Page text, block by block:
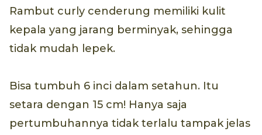
Rambut curly cenderung memiliki kulit
kepala yang jarang berminyak, sehingga
tidak mudah lepek.
Bisa tumbuh 6 inci dalam setahun. Itu
setara dengan 15 cm! Hanya saja
pertumbuhannya tidak terlalu tampak jelas